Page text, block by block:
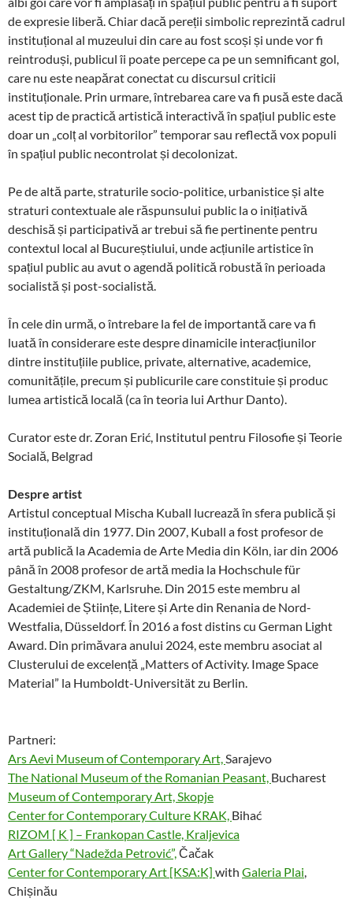
de expresie liberă. Chiar dacă pereții simbolic reprezintă cadrul
instituțional al muzeului din care au fost scoși și unde vor fi
reintroduși, publicul îi poate percepe ca pe un semnificant gol,
care nu este neapărat conectat cu discursul criticii
instituționale. Prin urmare, întrebarea care va fi pusă este dacă
acest tip de practică artistică interactivă în spațiul public este
doar un „colț al vorbitorilor” temporar sau reflectă vox populi
în spațiul public necontrolat și decolonizat.
Pe de altă parte, straturile socio-politice, urbanistice și alte
straturi contextuale ale răspunsului public la o inițiativă
deschisă și participativă ar trebui să fie pertinente pentru
contextul local al Bucureștiului, unde acțiunile artistice în
spațiul public au avut o agendă politică robustă în perioada
socialistă și post-socialistă.
În cele din urmă, o întrebare la fel de importantă care va fi
luată în considerare este despre dinamicile interacțiunilor
dintre instituțiile publice, private, alternative, academice,
comunitățile, precum și publicurile care constituie și produc
lumea artistică locală (ca în teoria lui Arthur Danto).
Curator estedr. Zoran Erić, Institutul pentru Filosofie și Teorie
Socială, Belgrad
Despre artist
Artistul conceptual Mischa Kuball lucrează în sfera publică și
instituțională din 1977. Din 2007, Kuball a fost profesor de
artă publică la Academia de Arte Media din Köln, iar din 2006
până în 2008 profesor de artă media la Hochschule für
Gestaltung/ZKM, Karlsruhe. Din 2015 este membru al
Academiei de Științe, Litere și Arte din Renania de Nord-
Westfalia, Düsseldorf. În 2016 a fost distins cu German Light
Award. Din primăvara anului 2024, este membru asociat al
Clusterului de excelență „Matters of Activity. Image Space
Material” la Humboldt-Universität zu Berlin.
Partneri:
Ars Aevi Museum of Contemporary Art,Sarajevo
The National Museum of the Romanian Peasant, Bucharest
Museum of Contemporary Art, Skopje
Center for Contemporary Culture KRAK, Bihać
RIZOM [ K ] – Frankopan Castle, Kraljevica
Art Gallery “Nadežda Petrović”,Čačak
Center for Contemporary Art [KSA:K] with Galeria Plai,
Chișinău